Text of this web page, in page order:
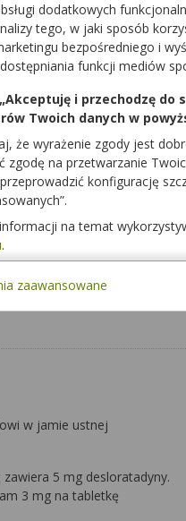
5
z lekami
lekami?
w jamie ustnej
5 mg desloratadyny.
3 mg na tabletkę
dodatkowych
tego, w jaki sposób
bezpośredniego i
funkcji mediów
i przechodzę do
Twoich danych w
że wyrażenie zgody jest
zgodę na przetwarzanie
konfigurację
na temat
.
zaawansowane